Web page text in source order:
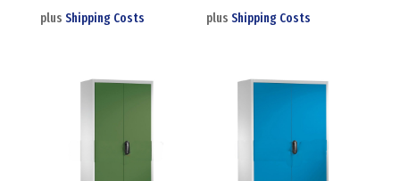
plus Shipping Costs plusShipping Costs